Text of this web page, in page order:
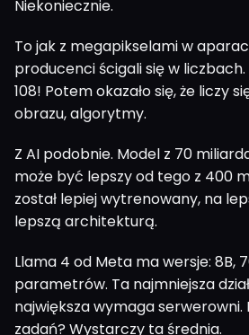
Niekoniecznie.
To jak z megapikselami w
producenci ścigali się w
108! Potem okazało się, że liczy
obrazu, algorytmy.
Z AI podobnie. Model z 70
może być lepszy od tego z 400
został lepiej wytrenowany, na
lepszą architekturą.
Llama 4 od Meta ma wersje: 8B,
parametrów. Ta najmniejsza
największa wymaga serwerowni.
zadań? Wystarczy ta średnia.